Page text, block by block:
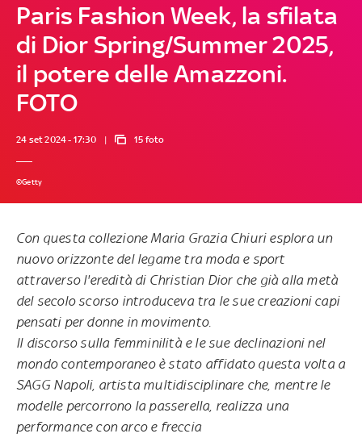
Paris Fashion Week, la sfilata
di Dior Spring/Summer 2025,
il potere delle Amazzoni.
FOTO
24 set 2024 - 17:30 15 foto
©Getty
Con questa collezione Maria Grazia Chiuri esplora un
nuovo orizzonte del legame tra moda e sport
attraverso l'eredità di Christian Dior che già alla metà
del secolo scorso introduceva tra le sue creazioni capi
pensati per donne in movimento.
Il discorso sulla femminilità e le sue declinazioni nel
mondo contemporaneo è stato affidato questa volta a
SAGG Napoli, artista multidisciplinare che, mentre le
modelle percorrono la passerella, realizza una
performance con arco e freccia